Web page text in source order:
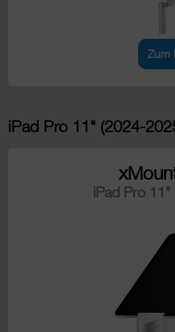
Zum
iPad Pro 11" (2024-
iPad Pro